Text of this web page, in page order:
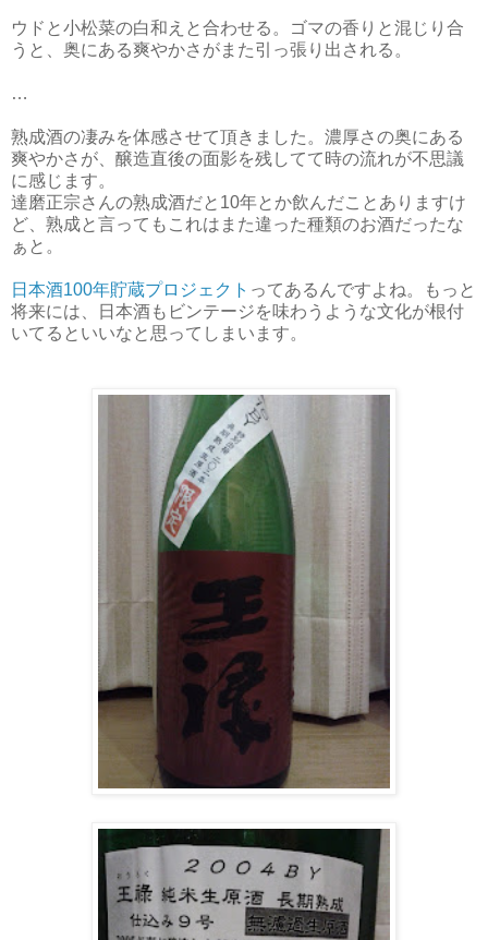
ウドと小松菜の白和えと合わせる。ゴマの香りと混じり合
うと、奥にある爽やかさがまた引っ張り出される。
…
熟成酒の凄みを体感させて頂きました。濃厚さの奥にある
爽やかさが、醸造直後の面影を残してて時の流れが不思議
に感じます。
達磨正宗さんの熟成酒だと10年とか飲んだことありますけ
ど、熟成と言ってもこれはまた違った種類のお酒だったな
ぁと。
日本酒100年貯蔵プロジェクト ってあるんですよね。もっと
将来には、日本酒もビンテージを味わうような文化が根付
いてるといいなと思ってしまいます。